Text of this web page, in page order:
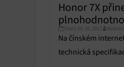
Honor 7X
Úterý 29. 08. 2017 Redakce
Na čínském
technická